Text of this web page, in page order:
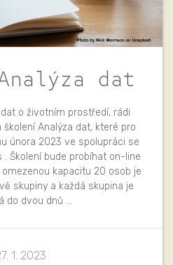
dat
o životním prostředí, rádi
Analýza dat, které pro
února 2023 ve spolupráci se
Školení bude probíhat on-line
kapacitu 20 osob je
skupiny a každá skupina je
do dvou dnů …
1. 2023